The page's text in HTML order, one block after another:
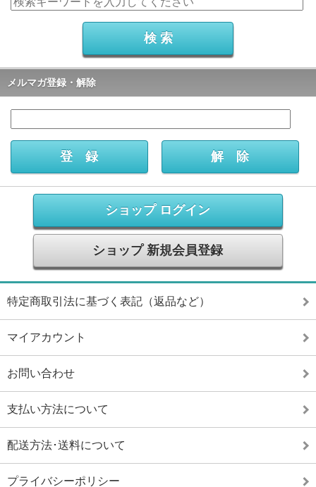
メルマガ登録・解除
ショップ ログイン
ショップ 新規会員登録
特定商取引法に基づく表記（返品など）
マイアカウント
お問い合わせ
支払い方法について
配送方法･送料について
プライバシーポリシー